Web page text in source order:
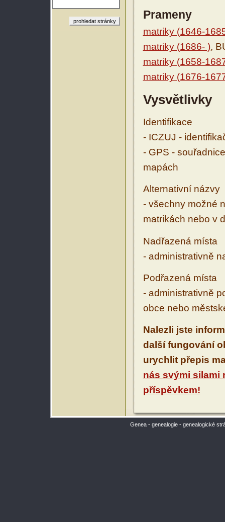
Prameny
matriky (1646-
matriky (1686- ),
matriky (1658-
matriky (1676-
Vysvětlivky
Identifikace
- ICZUJ -
- GPS -
mapách
Alternativní názvy
- všechny možné
matrikách nebo v
Nadřazená místa
- administrativně
Podřazená místa
- administrativně
obce nebo
Nalezli jste
další fungování
urychlit přepis
nás svými silami
příspěvkem!
Genea - genealogie - genealogické